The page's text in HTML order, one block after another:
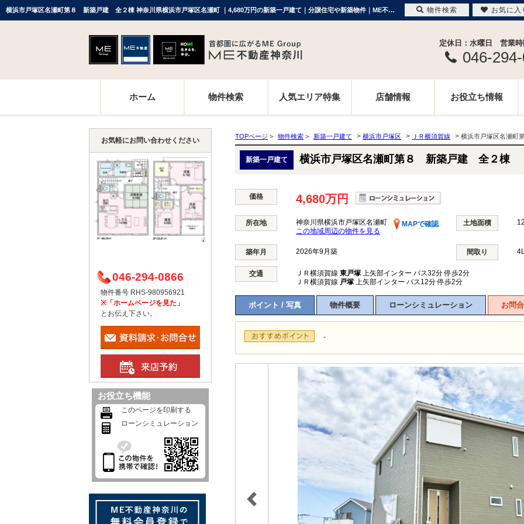
横浜市戸塚区名瀬町第８ 新築戸建 全２棟 神奈川県横浜市戸塚区名瀬町 ｜4,680万円の新築一戸建て｜分譲住宅や新築物件｜ME不動産神奈川
定休日：水曜日 営業
046-
ホーム 物件検索 人気エリア特集 店舗情報 お役立ち情報
TOPページ > 物件検索 > 新築一戸建て > 横浜市戸塚区 > ＪＲ横須賀線 > 横浜市戸塚区名瀬
新築一戸建て 横浜市戸塚区名瀬町第８ 新築戸建 全２棟
価格 4,680万円
所在地 神奈川県横浜市戸塚区名瀬町
MAPで確認
この地域周辺の物件を見る
土地面積
築年月 2026年9月築 間取り
交通 ＪＲ横須賀線 東戸塚 上矢部インター バス32分 停歩2分
ＪＲ横須賀線 戸塚 上矢部インター バス12分 停歩2分
ポイント / 写真 物件概要 ローンシミュレーション お問
-
お気軽にお問い合わせください
046-294-0866
物件番号 RHS-980956921
※「ホームページを見た」
とお伝え下さい。
お役立ち機能
このページを印刷する
ローンシミュレーション
物件検索 お気に入